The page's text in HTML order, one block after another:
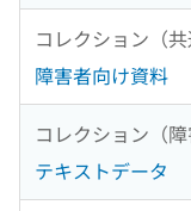
コレクション（共
障害者向け資料
コレクション（
テキストデータ